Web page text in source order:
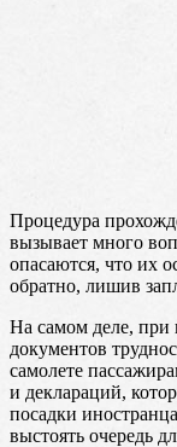
Процедура
вызывает много
опасаются, что их
обратно, лишив
На самом деле,
документов
самолете
и деклараций,
посадки
выстоять очередь